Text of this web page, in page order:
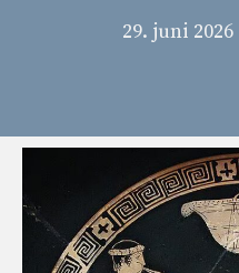
29. juni 2026